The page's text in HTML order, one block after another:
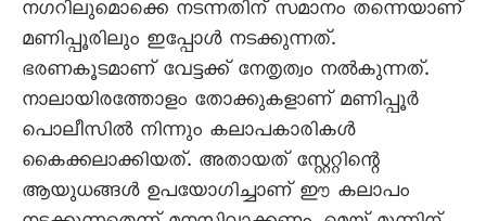
നഗറിലുമൊക്കെ നടന്നതിന് സമാനം തന്നെയാണ്
മണിപ്പൂരിലും ഇപ്പോൾ നടക്കുന്നത്.
ഭരണകൂടമാണ് വേട്ടക്ക് നേതൃത്വം നൽകുന്നത്.
നാലായിരത്തോളം തോക്കുകളാണ് മണിപ്പൂർ
പൊലീസിൽ നിന്നും കലാപകാരികൾ
കൈക്കലാക്കിയത്. അതായത് സ്റ്റേറ്റിന്റെ
ആയുധങ്ങൾ ഉപയോഗിച്ചാണ് ഈ കലാപം